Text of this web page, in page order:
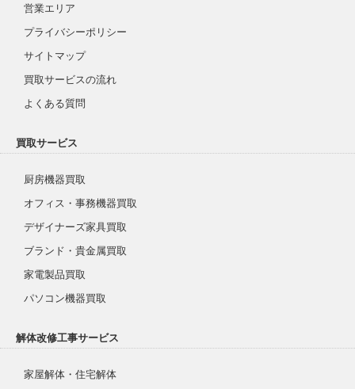
営業エリア
プライバシーポリシー
サイトマップ
買取サービスの流れ
よくある質問
買取サービス
厨房機器買取
オフィス・事務機器買取
デザイナーズ家具買取
ブランド・貴金属買取
家電製品買取
パソコン機器買取
解体改修工事サービス
家屋解体・住宅解体